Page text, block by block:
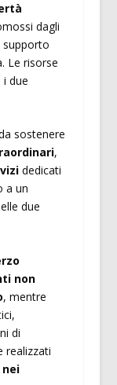
dagli
supporto
Le risorse
i due
sostenere
,
dedicati
a un
due
non
, mentre
di
realizzati
nei